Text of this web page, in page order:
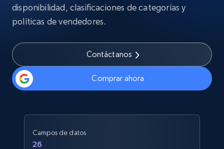
disponibilidad, clasificaciones de categorías y
políticas de vendedores.
Contáctanos
Comprar ahora
Campos de datos
26